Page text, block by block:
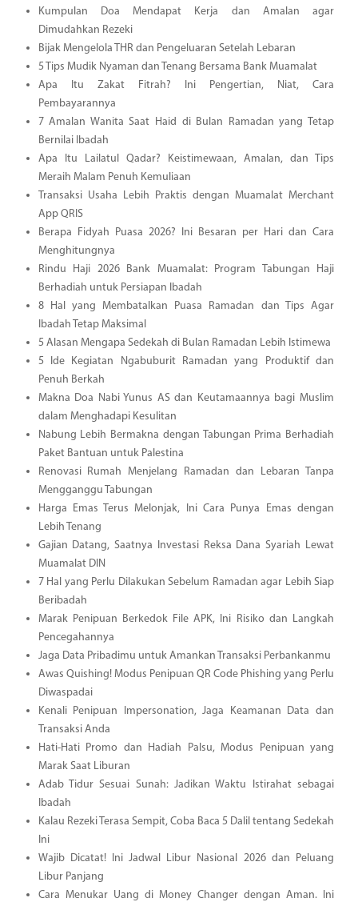
Kumpulan Doa Mendapat Kerja dan Amalan agar
Dimudahkan Rezeki
Bijak Mengelola THR dan Pengeluaran Setelah Lebaran
5 Tips Mudik Nyaman dan Tenang Bersama Bank Muamalat
Apa Itu Zakat Fitrah? Ini Pengertian, Niat, Cara
Pembayarannya
7 Amalan Wanita Saat Haid di Bulan Ramadan yang Tetap
Bernilai Ibadah
Apa Itu Lailatul Qadar? Keistimewaan, Amalan, dan Tips
Meraih Malam Penuh Kemuliaan
Transaksi Usaha Lebih Praktis dengan Muamalat Merchant
App QRIS
Berapa Fidyah Puasa 2026? Ini Besaran per Hari dan Cara
Menghitungnya
Rindu Haji 2026 Bank Muamalat: Program Tabungan Haji
Berhadiah untuk Persiapan Ibadah
8 Hal yang Membatalkan Puasa Ramadan dan Tips Agar
Ibadah Tetap Maksimal
5 Alasan Mengapa Sedekah di Bulan Ramadan Lebih Istimewa
5 Ide Kegiatan Ngabuburit Ramadan yang Produktif dan
Penuh Berkah
Makna Doa Nabi Yunus AS dan Keutamaannya bagi Muslim
dalam Menghadapi Kesulitan
Nabung Lebih Bermakna dengan Tabungan Prima Berhadiah
Paket Bantuan untuk Palestina
Renovasi Rumah Menjelang Ramadan dan Lebaran Tanpa
Mengganggu Tabungan
Harga Emas Terus Melonjak, Ini Cara Punya Emas dengan
Lebih Tenang
Gajian Datang, Saatnya Investasi Reksa Dana Syariah Lewat
Muamalat DIN
7 Hal yang Perlu Dilakukan Sebelum Ramadan agar Lebih Siap
Beribadah
Marak Penipuan Berkedok File APK, Ini Risiko dan Langkah
Pencegahannya
Jaga Data Pribadimu untuk Amankan Transaksi Perbankanmu
Awas Quishing! Modus Penipuan QR Code Phishing yang Perlu
Diwaspadai
Kenali Penipuan Impersonation, Jaga Keamanan Data dan
Transaksi Anda
Hati-Hati Promo dan Hadiah Palsu, Modus Penipuan yang
Marak Saat Liburan
Adab Tidur Sesuai Sunah: Jadikan Waktu Istirahat sebagai
Ibadah
Kalau Rezeki Terasa Sempit, Coba Baca 5 Dalil tentang Sedekah
Ini
Wajib Dicatat! Ini Jadwal Libur Nasional 2026 dan Peluang
Libur Panjang
Cara Menukar Uang di Money Changer dengan Aman. Ini